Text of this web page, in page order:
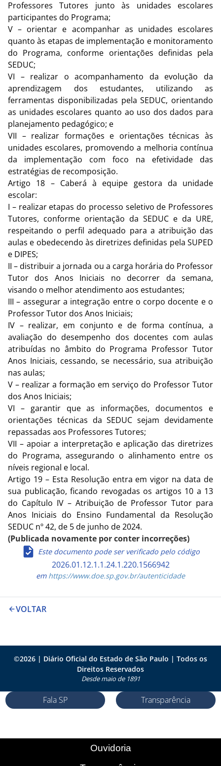
Professores Tutores junto às unidades escolares
participantes do Programa;
V – orientar e acompanhar as unidades escolares
quanto às etapas de implementação e monitoramento
do Programa, conforme orientações definidas pela
SEDUC;
VI – realizar o acompanhamento da evolução da
aprendizagem dos estudantes, utilizando as
ferramentas disponibilizadas pela SEDUC, orientando
as unidades escolares quanto ao uso dos dados para
planejamento pedagógico; e
VII – realizar formações e orientações técnicas às
unidades escolares, promovendo a melhoria contínua
da implementação com foco na efetividade das
estratégias de recomposição.
Artigo 18 – Caberá à equipe gestora da unidade
escolar:
I – realizar etapas do processo seletivo de Professores
Tutores, conforme orientação da SEDUC e da URE,
respeitando o perfil adequado para a atribuição das
aulas e obedecendo às diretrizes definidas pela SUPED
e DIPES;
II – distribuir a jornada ou a carga horária do Professor
Tutor dos Anos Iniciais no decorrer da semana,
visando o melhor atendimento aos estudantes;
III – assegurar a integração entre o corpo docente e o
Professor Tutor dos Anos Iniciais;
IV – realizar, em conjunto e de forma contínua, a
avaliação do desempenho dos docentes com aulas
atribuídas no âmbito do Programa Professor Tutor
Anos Iniciais, cessando, se necessário, sua atribuição
nas aulas;
V – realizar a formação em serviço do Professor Tutor
dos Anos Iniciais;
VI – garantir que as informações, documentos e
orientações técnicas da SEDUC sejam devidamente
repassadas aos Professores Tutores;
VII – apoiar a interpretação e aplicação das diretrizes
do Programa, assegurando o alinhamento entre os
níveis regional e local.
Artigo 19 – Esta Resolução entra em vigor na data de
sua publicação, ficando revogadas os artigos 10 a 13
do Capítulo IV – Atribuição de Professor Tutor para
Anos Iniciais do Ensino Fundamental da Resolução
SEDUC nº 42, de 5 de junho de 2024.
(Publicada novamente por conter incorreções)
Este documento pode ser verificado pelo código
2026.01.12.1.1.24.1.220.1566942
emhttps://www.doe.sp.gov.br/autenticidade
VOLTAR
©2026 | Diário Oficial do Estado de São Paulo | Todos os
Direitos Reservados
Desde maio de 1891
Fala SP Transparência
Ouvidoria